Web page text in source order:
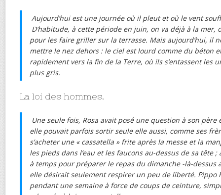
Aujourd’hui est une journée où il pleut et où le vent
D’habitude, à cette période en juin, on va déjà à la mer,
pour les faire griller sur la terrasse. Mais aujourd’hui, il
mettre le nez dehors : le ciel est lourd comme du béton
rapidement vers la fin de la Terre, où ils s’entassent les
plus gris.
La loi des hommes.
Une seule fois, Rosa avait posé une question à son
elle pouvait parfois sortir seule elle aussi, comme ses
s’acheter une « cassatella » frite après la messe et la
les pieds dans l’eau et les faucons au-dessus de sa tête
à temps pour préparer le repas du dimanche -là-dessus
elle désirait seulement respirer un peu de liberté. Pippo
pendant une semaine à force de coups de ceinture,